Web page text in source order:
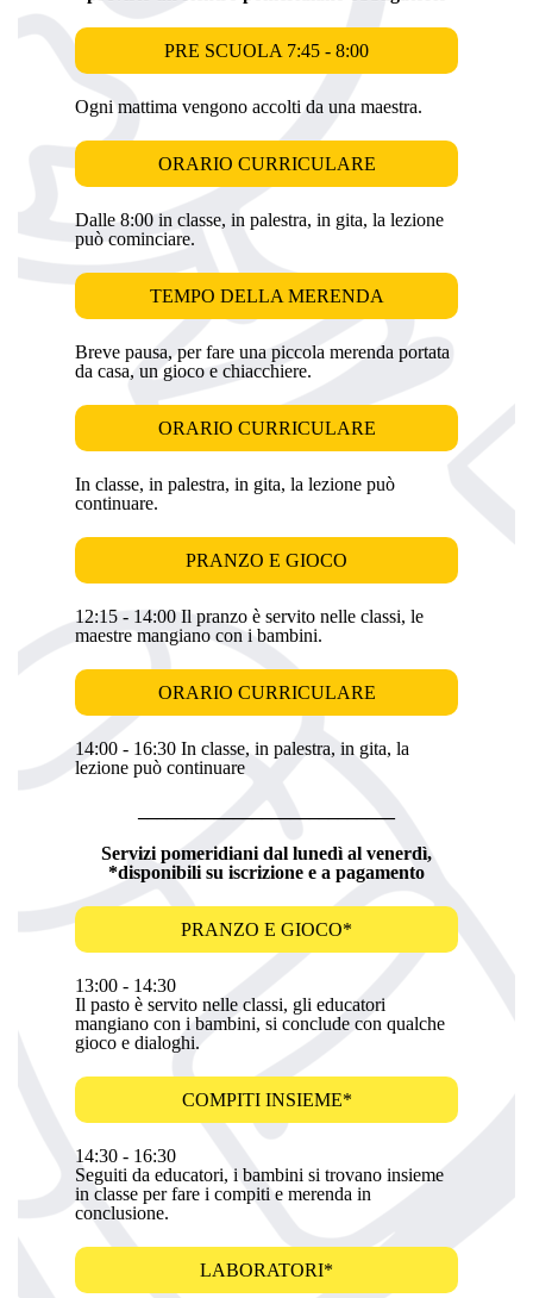
PRE SCUOLA 7:45 - 8:00
Ogni mattima vengono accolti da una maestra.
ORARIO CURRICULARE
Dalle 8:00 in classe, in palestra, in gita, la lezione
può cominciare.
TEMPO DELLA MERENDA
Breve pausa, per fare una piccola merenda portata
da casa, un gioco e chiacchiere.
ORARIO CURRICULARE
In classe, in palestra, in gita, la lezione può
continuare.
PRANZO E GIOCO
12:15 - 14:00 Il pranzo è servito nelle classi, le
maestre mangiano con i bambini.
ORARIO CURRICULARE
14:00 - 16:30 In classe, in palestra, in gita, la
lezione può continuare
Servizi pomeridiani dal lunedì al venerdì,
*disponibili su iscrizione e a pagamento
PRANZO E GIOCO*
13:00 - 14:30
Il pasto è servito nelle classi, gli educatori
mangiano con i bambini, si conclude con qualche
gioco e dialoghi.
COMPITI INSIEME*
14:30 - 16:30
Seguiti da educatori, i bambini si trovano insieme
in classe per fare i compiti e merenda in
conclusione.
LABORATORI*